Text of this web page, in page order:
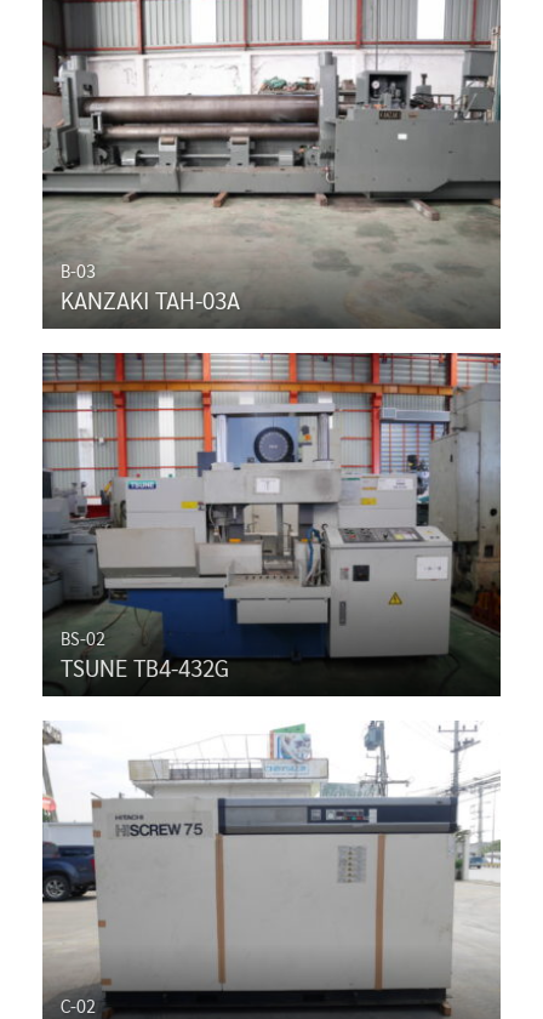
B-03
KANZAKI TAH-03A
BS-02
TSUNE TB4-432G
C-02